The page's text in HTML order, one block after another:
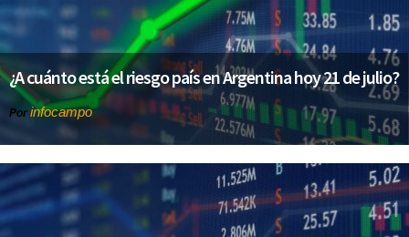
¿A cuánto está el riesgo país en Argentina hoy 21 de julio?
Por infocampo